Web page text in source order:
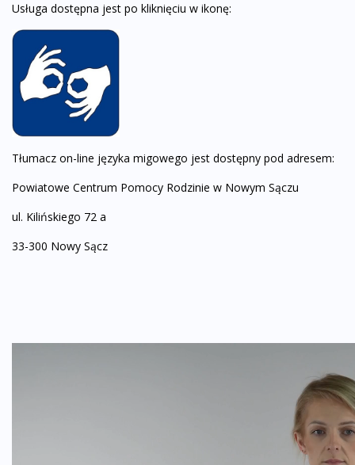
Usługa dostępna jest po kliknięciu w ikonę:
Tłumacz on-line języka migowego jest dostępny pod adresem:
Powiatowe Centrum Pomocy Rodzinie w Nowym Sączu
ul. Kilińskiego 72 a
33-300 Nowy Sącz